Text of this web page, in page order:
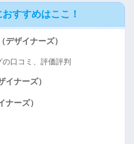
すすめはここ！
デザイナーズ）
口コミ、評価評判
イナーズ）
ナーズ）